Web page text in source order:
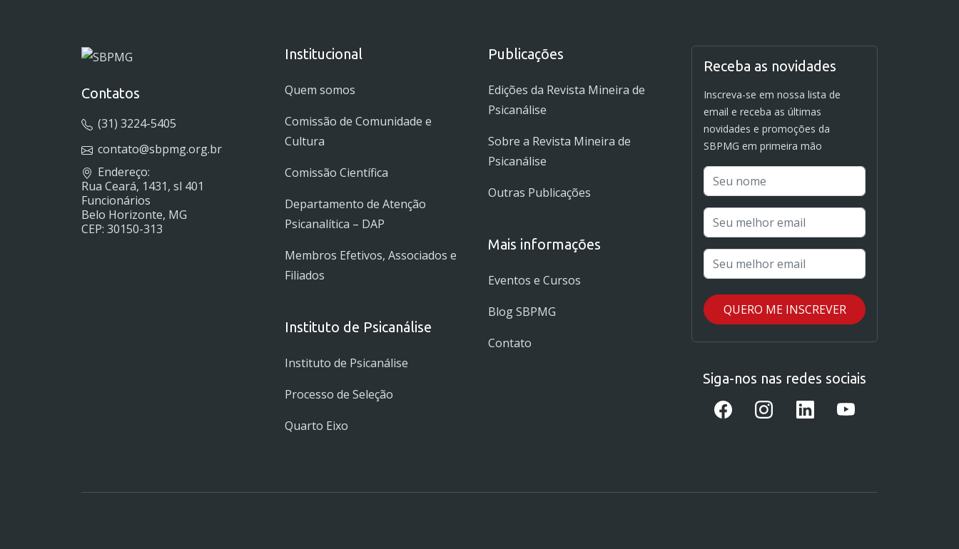
Contatos
(31) 3224-5405
contato@sbpmg.org.br
Endereço:
Rua Ceará, 1431, sl 401
Funcionários
Belo Horizonte, MG
CEP: 30150-313
Institucional
Quem somos
Comissão de Comunidade e
Cultura
Comissão Científica
Departamento de Atenção
Psicanalítica – DAP
Membros Efetivos, Associados e
Filiados
Instituto de Psicanálise
Instituto de Psicanálise
Processo de Seleção
Quarto Eixo
Publicações
Edições da Revista Mineira de
Psicanálise
Sobre a Revista Mineira de
Psicanálise
Outras Publicações
Mais informações
Eventos e Cursos
Blog SBPMG
Contato
Receba as novidades
Inscreva-se em nossa lista de
email e receba as últimas
novidades e promoções da
SBPMG em primeira mão
Siga-nos nas redes sociais